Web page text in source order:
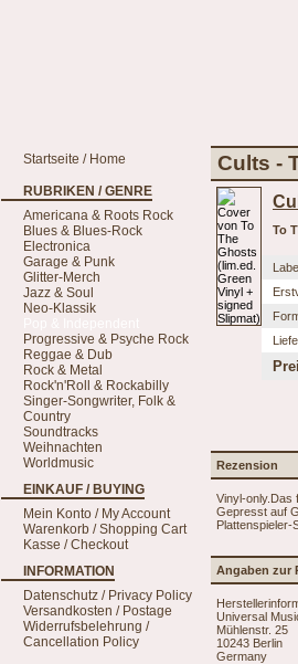
Startseite / Home
RUBRIKEN / GENRE
Americana & Roots Rock
Blues & Blues-Rock
Electronica
Garage & Punk
Glitter-Merch
Jazz & Soul
Neo-Klassik
Progressive & Psyche Rock
Reggae & Dub
Rock & Metal
Rock'n'Roll & Rockabilly
Singer-Songwriter, Folk &
Country
Soundtracks
Weihnachten
Worldmusic
EINKAUF / BUYING
Mein Konto / My Account
Warenkorb / Shopping Cart
Kasse / Checkout
INFORMATION
Datenschutz / Privacy Policy
Versandkosten / Postage
Widerrufsbelehrung /
Cancellation Policy
Cults -
To
Rezension
Vinyl-only.Das
Gepresst auf
Plattenspieler-
Angaben zur
Universal
Mühlenstr. 25
10243 Berlin
Germany